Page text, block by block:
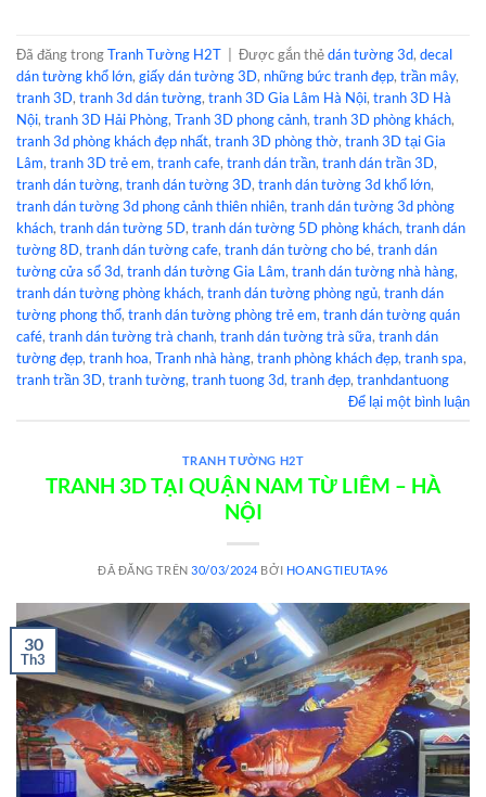
Đã đăng trongTranh Tường H2T | Được gắn thẻdán tường 3d, decal
dán tường khổ lớn, giấy dán tường 3D, những bức tranh đẹp, trần mây,
tranh 3D, tranh 3d dán tường, tranh 3D Gia Lâm Hà Nội, tranh 3D Hà
Nội, tranh 3D Hải Phòng, Tranh 3D phong cảnh, tranh 3D phòng khách,
tranh 3d phòng khách đẹp nhất, tranh 3D phòng thờ, tranh 3D tại Gia
Lâm, tranh 3D trẻ em, tranh cafe, tranh dán trần, tranh dán trần 3D,
tranh dán tường, tranh dán tường 3D, tranh dán tường 3d khổ lớn,
tranh dán tường 3d phong cảnh thiên nhiên, tranh dán tường 3d phòng
khách, tranh dán tường 5D, tranh dán tường 5D phòng khách, tranh dán
tường 8D, tranh dán tường cafe, tranh dán tường cho bé, tranh dán
tường cửa sổ 3d, tranh dán tường Gia Lâm, tranh dán tường nhà hàng,
tranh dán tường phòng khách, tranh dán tường phòng ngủ, tranh dán
tường phong thổ, tranh dán tường phòng trẻ em, tranh dán tường quán
café, tranh dán tường trà chanh, tranh dán tường trà sữa, tranh dán
tường đẹp, tranh hoa, Tranh nhà hàng, tranh phòng khách đẹp, tranh spa,
tranh trần 3D, tranh tường, tranh tuong 3d, tranh đẹp, tranhdantuong
Để lại một bình luận
TRANH TƯỜNG H2T
TRANH 3D TẠI QUẬN NAM TỪ LIÊM – HÀ
NỘI
ĐÃ ĐĂNG TRÊN30/03/2024 BỞI HOANGTIEUTA96
30
Th3